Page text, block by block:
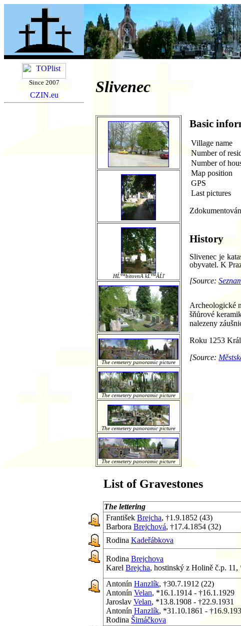
Since 2007 Slivenec
HĹ™bitovnĂ­ kĹ™Ă­Ĺľ
The cemetery panoramic picture
The cemetery panoramic picture
The cemetery panoramic picture
The cemetery panoramic picture
Basic
Village name
Number of
Number of
Map position
GPS
Last pictures
History
Slivenec je
obyvatel. K
[Source:
Archeologické
šňůrové
nalezeny
Roku 1253
[Source:
List of Gravestones
The lettering
František Brejcha, †1.9.1852 (43)
Barbora Brejchová, †17.4.1854 (32)
Rodina Kadeřábkova
Rodina Brejchova
Karel Brejcha, hostinský z Holině č.p.
Antonín Hanzlík, †30.7.1912 (22)
Antonín Velan, *16.1.1914 - †16.1.1929
Jaroslav Velan, *13.8.1908 - †22.9.1931
Antonín Hanzlík, *31.10.1861 -
Rodina Šimáčkova